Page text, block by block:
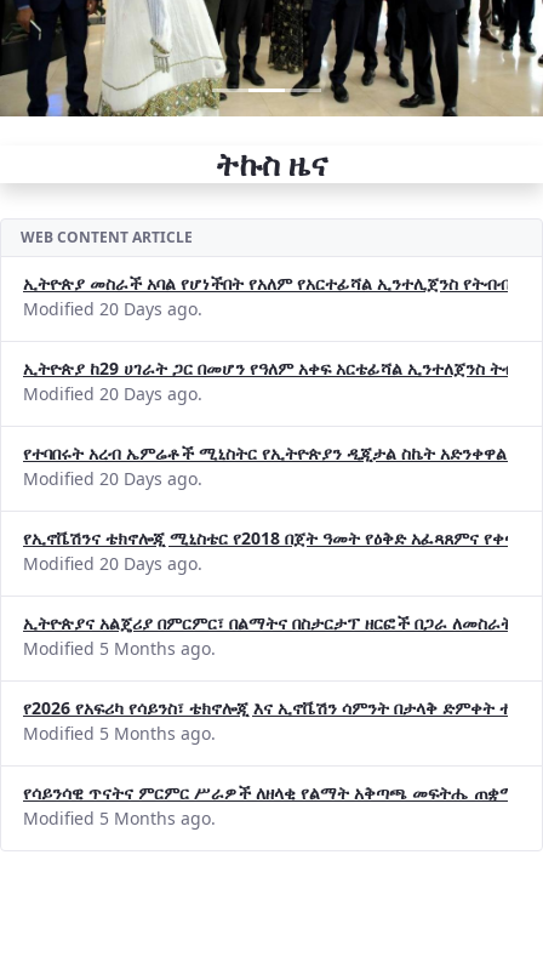
ትኩስ ዜና
WEB CONTENT ARTICLE
ኢትዮጵያ መስራች አባል የሆነችበት የአለም የአርተፊሻል ኢንተሊጀንስ የትብብር
Modified 20 Days ago.
ኢትዮጵያ ከ29 ሀገራት ጋር በመሆን የዓለም አቀፍ አርቴፊሻል ኢንተለጀንስ
Modified 20 Days ago.
የተባበሩት አረብ ኤምሬቶች ሚኒስትር የኢትዮጵያን ዲጂታል ስኬት አድንቀዋል
Modified 20 Days ago.
የኢኖቬሽንና ቴክኖሎጂ ሚኒስቴር የ2018 በጀት ዓመት የዕቅድ አፈጻጸምና
Modified 20 Days ago.
ኢትዮጵያና አልጄሪያ በምርምር፣ በልማትና በስታርታፕ ዘርፎች በጋራ ለመስራት
Modified 5 Months ago.
የ2026 የአፍሪካ የሳይንስ፣ ቴክኖሎጂ እና ኢኖቬሽን ሳምንት በታላቅ ድምቀት
Modified 5 Months ago.
የሳይንሳዊ ጥናትና ምርምር ሥራዎች ለዘላቂ የልማት አቅጣጫ መፍትሔ ጠቋሚ
Modified 5 Months ago.